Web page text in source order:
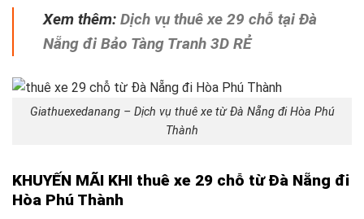
Xem thêm: Dịch vụ thuê xe 29 chỗ tại Đà
Nẵng đi Bảo Tàng Tranh 3D RẺ
Giathuexedanang – Dịch vụ thuê xe từ Đà Nẵng đi Hòa Phú
Thành
KHUYẾN MÃI KHI thuê xe 29 chỗ từ Đà Nẵng đi
Hòa Phú Thành